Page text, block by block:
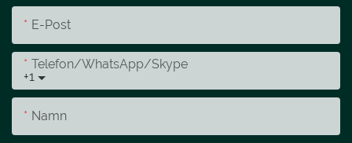
E-Post
+1
Telefon/whatsApp/skype
Namn